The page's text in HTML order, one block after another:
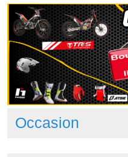
Occasion